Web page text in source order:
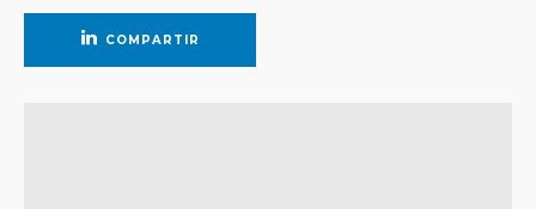
COMPARTIR